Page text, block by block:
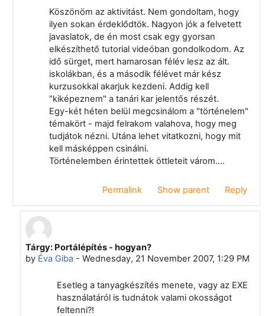
Köszönöm az aktivitást. Nem gondoltam, hogy
ilyen sokan érdeklődtök. Nagyon jók a felvetett
javaslatok, de én most csak egy gyorsan
elkészíthető tutorial videóban gondolkodom. Az
idő sürget, mert hamarosan félév lesz az ált.
iskolákban, és a második félévet már kész
kurzusokkal akarjuk kezdeni. Addig kell
"kiképeznem" a tanári kar jelentős részét.
Egy-két héten belül megcsinálom a "történelem"
témakört - majd felrakom valahova, hogy meg
tudjátok nézni. Utána lehet vitatkozni, hogy mit
kell másképpen csinálni.
Történelemben érintettek öttleteit várom....
Permalink Show parent Reply
In reply to Zoltán Niethammer
Tárgy: Portálépítés - hogyan?
by Éva Giba- Wednesday, 21 November 2007, 1:29 PM
Esetleg a tanyagkészítés menete, vagy az EXE
használatáról is tudnátok valami okosságot
feltenni?!